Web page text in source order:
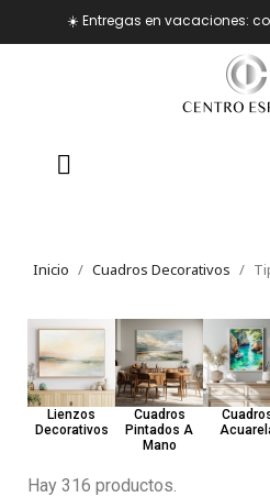
☀️ Entregas en vacaciones:
Inicio Cuadros Decorativos
Lienzos
Decorativos
Cuadros
Pintados A
Mano
Hay 316 productos.